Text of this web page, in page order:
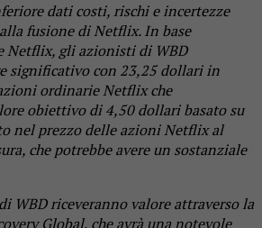
dati costi, rischi e incertezze
fusione di Netflix. In base
Netflix, gli azionisti di WBD
significativo con 23,25 dollari in
ordinarie Netflix che
obiettivo di 4,50 dollari basato su
nel prezzo delle azioni Netflix al
che potrebbe avere un sostanziale
WBD riceveranno valore attraverso la
Global, che avrà una notevole